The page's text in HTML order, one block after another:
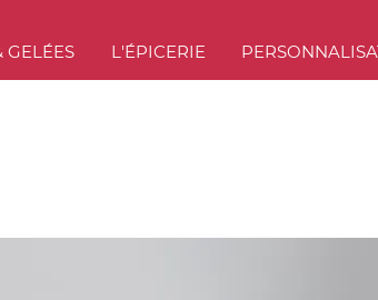
GELÉES L'ÉPICERIE